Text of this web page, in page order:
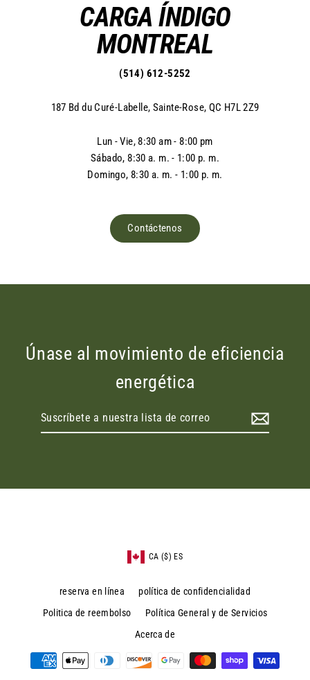
CARGA ÍNDIGO
MONTREAL
(514) 612-5252
187 Bd du Curé-Labelle, Sainte-Rose, QC H7L 2Z9
Lun - Vie, 8:30 am - 8:00 pm
Sábado, 8:30 a. m. - 1:00 p. m.
Domingo, 8:30 a. m. - 1:00 p. m.
Contáctenos
Únase al movimiento de eficiencia
energética
CA ($) ES
reserva en línea
política de confidencialidad
Politica de reembolso
Política General y de Servicios
Acerca de